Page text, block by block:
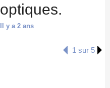
optiques.
Il y a 2 ans
1 sur 5